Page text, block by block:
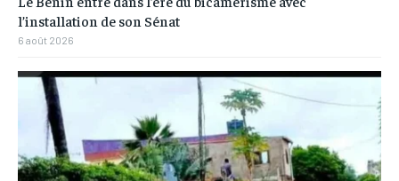
l’installation de son Sénat
6 août 2026